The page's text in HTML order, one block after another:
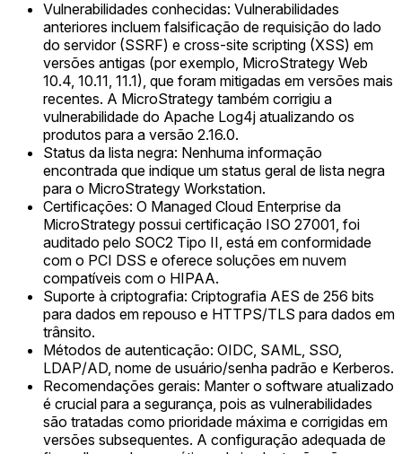
Vulnerabilidades conhecidas: Vulnerabilidades
anteriores incluem falsificação de requisição do lado
do servidor (SSRF) e cross-site scripting (XSS) em
versões antigas (por exemplo, MicroStrategy Web
10.4, 10.11, 11.1), que foram mitigadas em versões mais
recentes. A MicroStrategy também corrigiu a
vulnerabilidade do Apache Log4j atualizando os
produtos para a versão 2.16.0.
Status da lista negra: Nenhuma informação
encontrada que indique um status geral de lista negra
para o MicroStrategy Workstation.
Certificações: O Managed Cloud Enterprise da
MicroStrategy possui certificação ISO 27001, foi
auditado pelo SOC2 Tipo II, está em conformidade
com o PCI DSS e oferece soluções em nuvem
compatíveis com o HIPAA.
Suporte à criptografia: Criptografia AES de 256 bits
para dados em repouso e HTTPS/TLS para dados em
trânsito.
Métodos de autenticação: OIDC, SAML, SSO,
LDAP/AD, nome de usuário/senha padrão e Kerberos.
Recomendações gerais: Manter o software atualizado
é crucial para a segurança, pois as vulnerabilidades
são tratadas como prioridade máxima e corrigidas em
versões subsequentes. A configuração adequada de